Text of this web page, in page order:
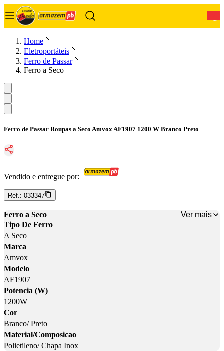
Home
Eletroportáteis
Ferro de Passar
Ferro a Seco
Ferro de Passar Roupas a Seco Amvox AF1907 1200 W Branco Preto
Vendido e entregue por:
Ref.: 033347
Ferro a Seco
Ver mais
Tipo De Ferro
A Seco
Marca
Amvox
Modelo
AF1907
Potencia (W)
1200W
Cor
Branco/ Preto
Material/Composicao
Polietileno/ Chapa Inox